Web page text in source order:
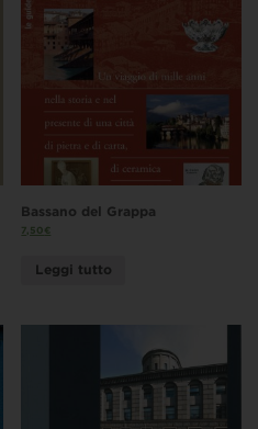
Bassano del Grappa
7,50€
Leggi tutto